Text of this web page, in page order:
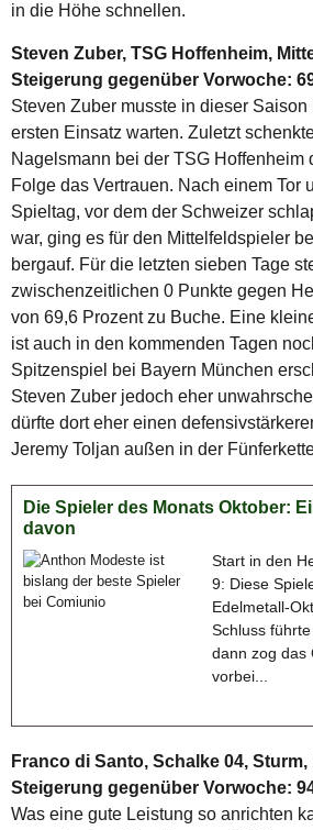
in die Höhe schnellen.
Steven Zuber, TSG Hoffenheim,
Steigerung gegenüber Vorwoche:
Steven Zuber musste in dieser
ersten Einsatz warten. Zuletzt
Nagelsmann bei der TSG Hoffenheim
Folge das Vertrauen. Nach einem Tor
Spieltag, vor dem der Schweizer
war, ging es für den Mittelfeldspieler
bergauf. Für die letzten sieben Tage
zwischenzeitlichen 0 Punkte gegen
von 69,6 Prozent zu Buche. Eine
ist auch in den kommenden Tagen
Spitzenspiel bei Bayern München
Steven Zuber jedoch eher
dürfte dort eher einen
Jeremy Toljan außen in der
Die Spieler des Monats Oktober:
davon
Start in den
9: Diese
Edelmetall-
Schluss
dann zog das
vorbei...
Franco di Santo, Schalke 04, Sturm,
Steigerung gegenüber Vorwoche:
Was eine gute Leistung so anrichten